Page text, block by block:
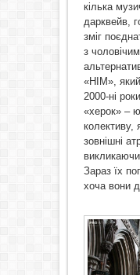
кілька
дарквейв,
зміг
з
«HIM»,
2000-ні
«херок» –
колективу,
зовнішні
Зараз їх
хоча вони